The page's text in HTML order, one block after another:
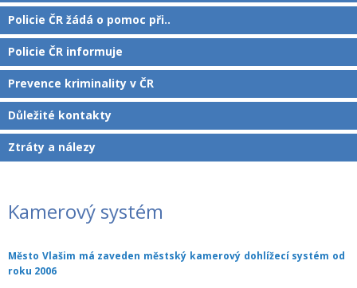
Policie ČR žádá o pomoc při..
Policie ČR informuje
Prevence kriminality v ČR
Důležité kontakty
Ztráty a nálezy
Kamerový systém
Město Vlašim má zaveden městský kamerový dohlížecí systém od
roku 2006